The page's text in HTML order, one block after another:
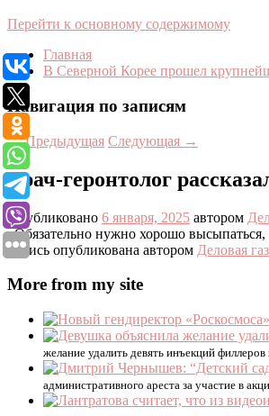
Перейти к основному содержимому
Главная
В Северной Корее прошел
Навигация по записям
←Предыдущая Следующая →
Врач-геронтолог
Опубликовано 6 января, 2025 автором
«Обязательно нужно хорошо
Запись опубликована автором Деловая
More from my site
желание удалить девять инъекций филлеров
административного ареста за участие в